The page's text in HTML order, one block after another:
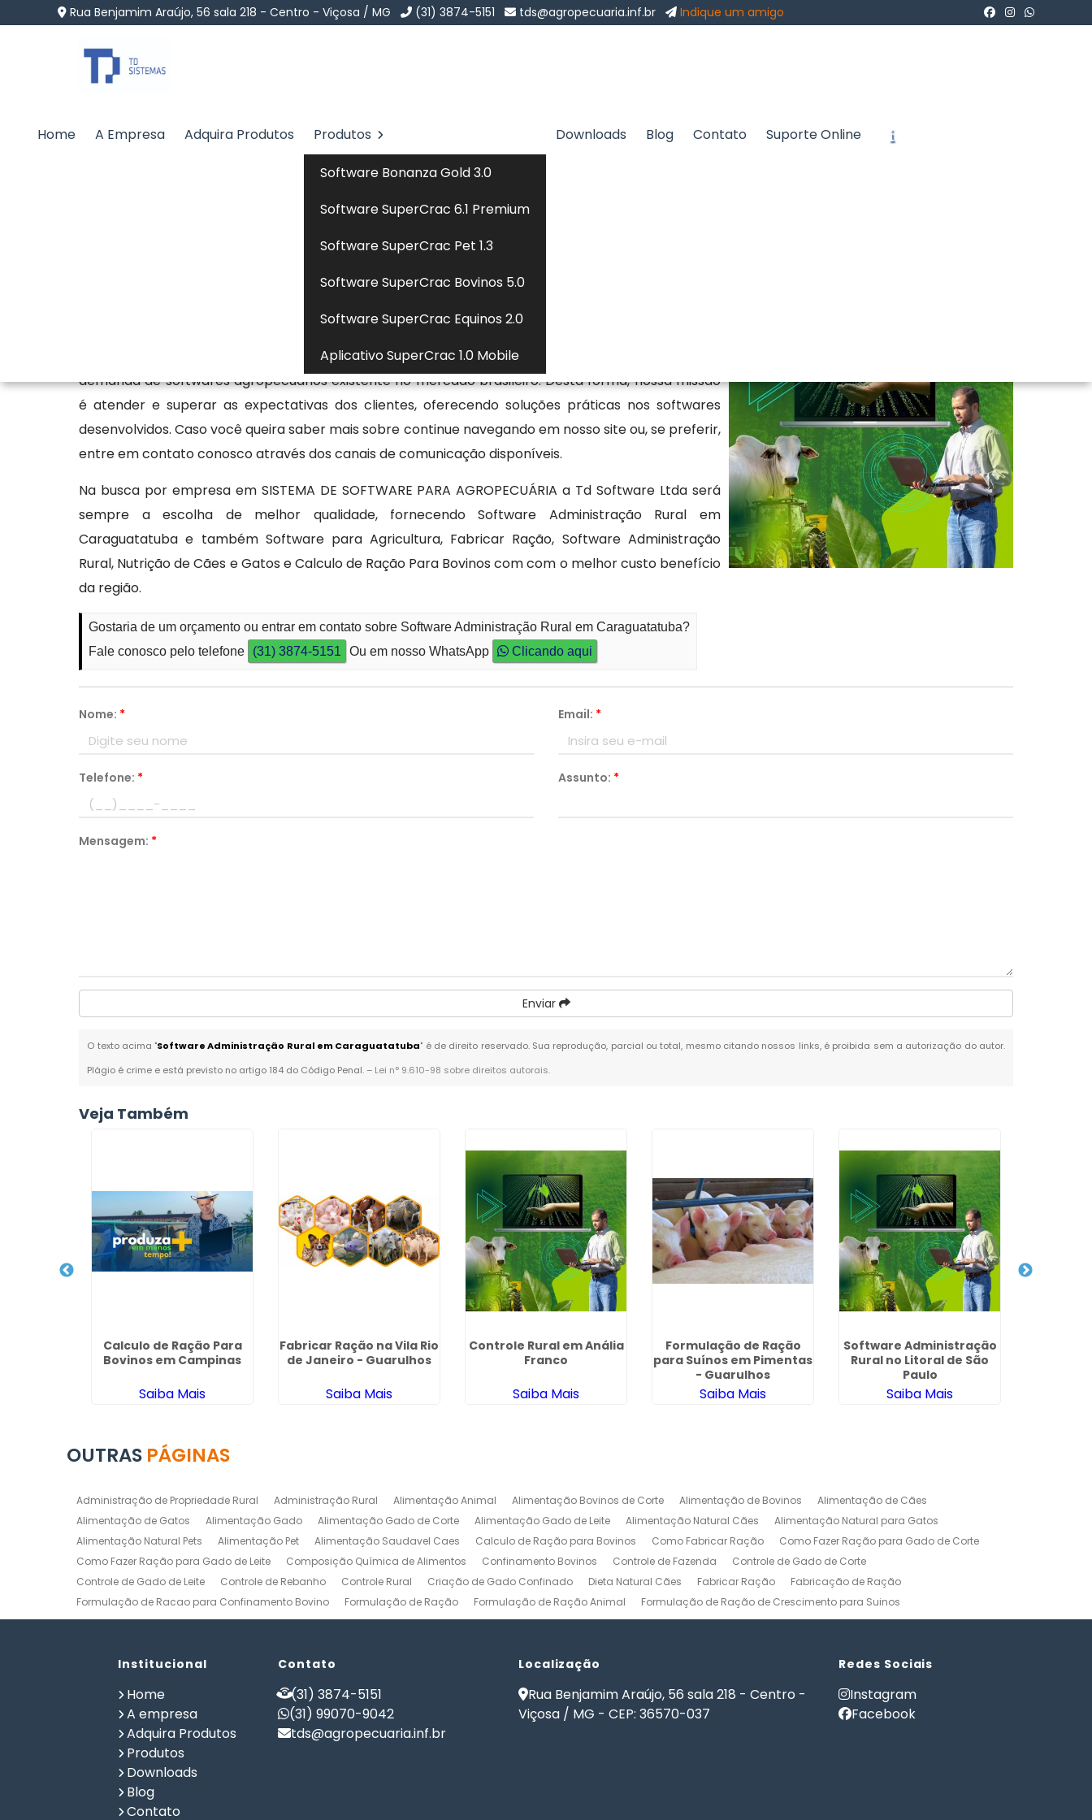
Rua Benjamim Araújo, 56 sala 218 - Centro - Viçosa / MG (31) 3874-5151 tds@agropecuaria.inf.br Indique um amigo
Home A Empresa Adquira Produtos Produtos
Software Bonanza Gold 3.0
Software SuperCrac 6.1 Premium
Software SuperCrac Pet 1.3
Software SuperCrac Bovinos 5.0
Software SuperCrac Equinos 2.0
Aplicativo SuperCrac 1.0 Mobile
Downloads Blog Contato Suporte Online
Software Administração Rural em
Software Administração Rural em Caraguatatuba
atender com qualidade, ética, suporte contínuo e soluções sob medida? Chegou ao lugar certo. Seja
bem-vindo a TD Sistemas, uma empresa que está a anos no mercado com o objetivo de atender a
demanda de softwares agropecuários existente no mercado brasileiro. Desta forma, nossa missão
é atender e superar as expectativas dos clientes, oferecendo soluções práticas nos softwares
desenvolvidos. Caso você queira saber mais sobre continue navegando em nosso site ou, se preferir,
entre em contato conosco através dos canais de comunicação disponíveis.
Na busca por empresa em SISTEMA DE SOFTWARE PARA AGROPECUÁRIA a Td Software Ltda será
sempre a escolha de melhor qualidade, fornecendo Software Administração Rural em
Caraguatatuba e também Software para Agricultura, Fabricar Ração, Software Administração
Rural, Nutrição de Cães e Gatos e Calculo de Ração Para Bovinos com com o melhor custo benefício
da região.
Gostaria de um orçamento ou entrar em contato sobre Software Administração Rural em Caraguatatuba?
Fale conosco pelo telefone
(31) 3874-5151 Ou em nosso WhatsApp Clicando aqui
Nome: * Email: *
Telefone: * Assunto: *
Mensagem: *
Enviar
O texto acima "Software Administração Rural em Caraguatatuba" é de direito reservado. Sua reprodução, parcial ou total, mesmo citando nossos links, é proibida sem a autorização do autor.
Plágio é crime e está previsto no artigo 184 do Código Penal. – Lei n° 9.610-98 sobre direitos autorais.
Veja Também
Calculo de Ração Para
Bovinos em Campinas
Saiba Mais
Fabricar Ração na Vila Rio
de Janeiro - Guarulhos
Saiba Mais
Controle Rural em Anália
Franco
Saiba Mais
Formulação de Ração
para Suínos em Pimentas
- Guarulhos
Saiba Mais
Software Administração
Rural no Litoral de São
Paulo
Saiba Mais
OUTRAS PÁGINAS
Administração de Propriedade Rural Administração Rural Alimentação Animal Alimentação Bovinos de Corte Alimentação de Bovinos
Alimentação de Cães
Alimentação de Gatos
Alimentação Gado Alimentação Gado de Corte Alimentação Gado de Leite Alimentação Natural Cães
Alimentação Natural para Gatos
Alimentação Natural Pets
Alimentação Pet Alimentação Saudavel Caes Calculo de Ração para Bovinos Como Fabricar Ração
Como Fazer Ração para Gado de Corte
Como Fazer Ração para Gado de Leite
Composição Química de Alimentos Confinamento Bovinos Controle de Fazenda
Controle de Gado de Corte
Controle de Gado de Leite
Controle de Rebanho Controle Rural Criação de Gado Confinado Dieta Natural Cães Fabricar Ração
Fabricação de Ração
Formulação de Racao para Confinamento Bovino
Formulação de Ração Formulação de Ração Animal
Formulação de Ração de Crescimento para Suinos
Formulação de Ração de Postura para Galinhas
Formulação de Ração para Aves de Postura Formulação de Ração para Bezerros
Formulação de Ração para Bovinos
Formulação de Ração para Frango de Corte
Formulação de Ração para Gado Leiteiro Formulação de Ração para Peixes
Formulação de Ração para Suínos
Gerenciamento de Fazendas
Gerenciamento Rural Gestão Rural Nutrição de Bovinos Nutrição de Cães e Gatos
Nutrição PET
Planilha Formulação de Ração Vacas Leiteiras
Programa de Formulação de Ração para Bovinos
Software Administração Rural
Software de Gestão de Propriedade Rural
Software de Ração
Software para Agricultura
Institucional
Home
A empresa
Adquira Produtos
Produtos
Downloads
Blog
Contato
Contato
(31) 3874-5151
(31) 99070-9042
tds@agropecuaria.inf.br
Localização
Rua Benjamim Araújo, 56 sala 218 - Centro -
Viçosa / MG - CEP: 36570-037
Redes Sociais
Instagram
Facebook